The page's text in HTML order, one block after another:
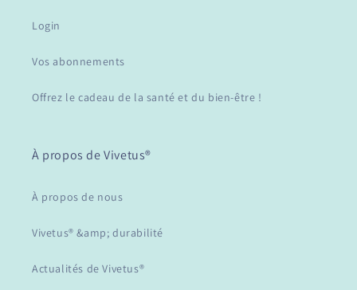
Login
Vos abonnements
Offrez le cadeau de la santé et du bien-être !
À propos de Vivetus®
À propos de nous
Vivetus® &amp; durabilité
Actualités de Vivetus®